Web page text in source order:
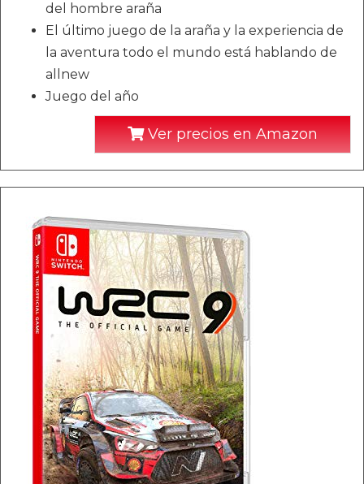
del hombre araña
El último juego de la araña y la experiencia de
la aventura todo el mundo está hablando de
allnew
Juego del año
Ver precios en Amazon